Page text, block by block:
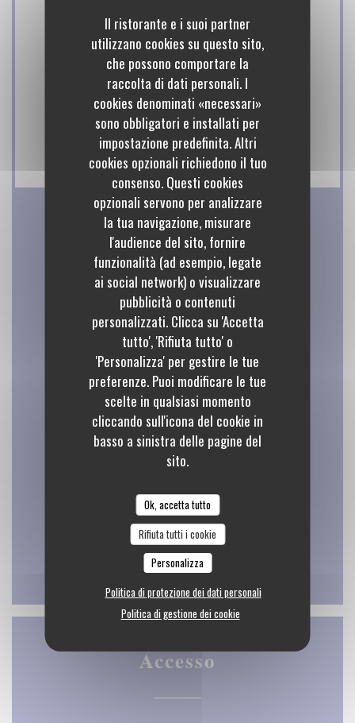
Il ristorante e i suoi partner
utilizzano cookies su questo sito,
che possono comportare la
raccolta di dati personali. I
cookies denominati «necessari»
sono obbligatori e installati per
impostazione predefinita. Altri
cookies opzionali richiedono il tuo
consenso. Questi cookies
opzionali servono per analizzare
la tua navigazione, misurare
l'audience del sito, fornire
funzionalità (ad esempio, legate
ai social network) o visualizzare
pubblicità o contenuti
personalizzati. Clicca su 'Accetta
tutto', 'Rifiuta tutto' o
'Personalizza' per gestire le tue
preferenze. Puoi modificare le tue
scelte in qualsiasi momento
cliccando sull'icona del cookie in
basso a sinistra delle pagine del
sito.
Ok, accetta tutto
Rifiuta tutti i cookie
Personalizza
Politica di protezione dei dati personali
Politica di gestione dei cookie
con aria condizionata, Accesso disabili, Terrazzo, Wifi
Metodo di pagamento
Apple Pay, Contactless Payment, Eurocard /
Mastercard, Titoli Restaurant, Contanti, Visa, Buoni
vacanza, Bancomat
Orari
Lunedi
Chiuso
Mar-Mer
15:00 - 23:00
Gio-Sab
Domenica
Chiuso
Accesso